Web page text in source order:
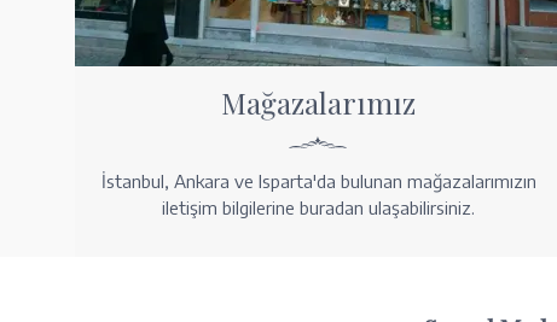
Mağazalarımız
İstanbul, Ankara ve Isparta'da bulunan mağazalarımızın
iletişim bilgilerine buradan ulaşabilirsiniz.